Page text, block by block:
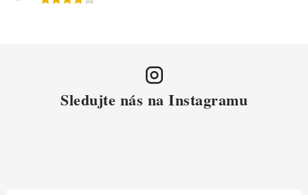
Sledujte nás na Instagramu